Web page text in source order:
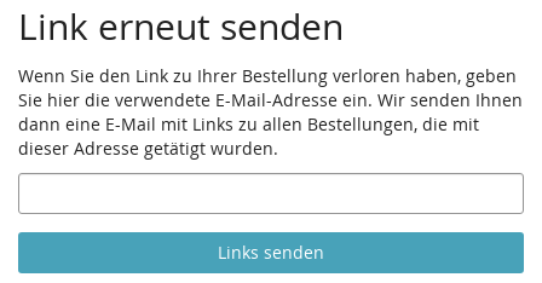
Link erneut senden
Wenn Sie den Link zu Ihrer Bestellung verloren haben, geben
Sie hier die verwendete E-Mail-Adresse ein. Wir senden Ihnen
dann eine E-Mail mit Links zu allen Bestellungen, die mit
dieser Adresse getätigt wurden.
E-
Mail
Links senden